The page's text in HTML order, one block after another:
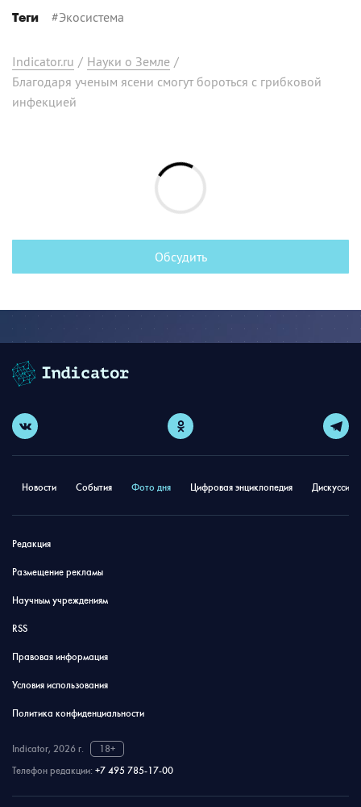
Теги #Экосистема
Indicator.ru / Науки о Земле /
Благодаря ученым ясени смогут бороться с грибковой
инфекцией
Обсудить
Новости События Фото дня Цифровая энциклопедия
Редакция
Размещение рекламы
Научным учреждениям
RSS
Правовая информация
Условия использования
Политика конфиденциальности
Indicator, 2026 г.
18+
Телефон редакции: +7 495 785-17-00